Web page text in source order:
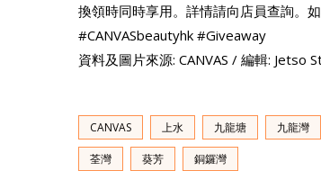
換領時同時享用。詳情請向店員查詢。
#CANVASbeautyhk #Giveaway
資料及圖片來源: CANVAS / 編輯: Jetso
CANVAS 上水 九龍塘 九龍灣
荃灣 葵芳 銅鑼灣